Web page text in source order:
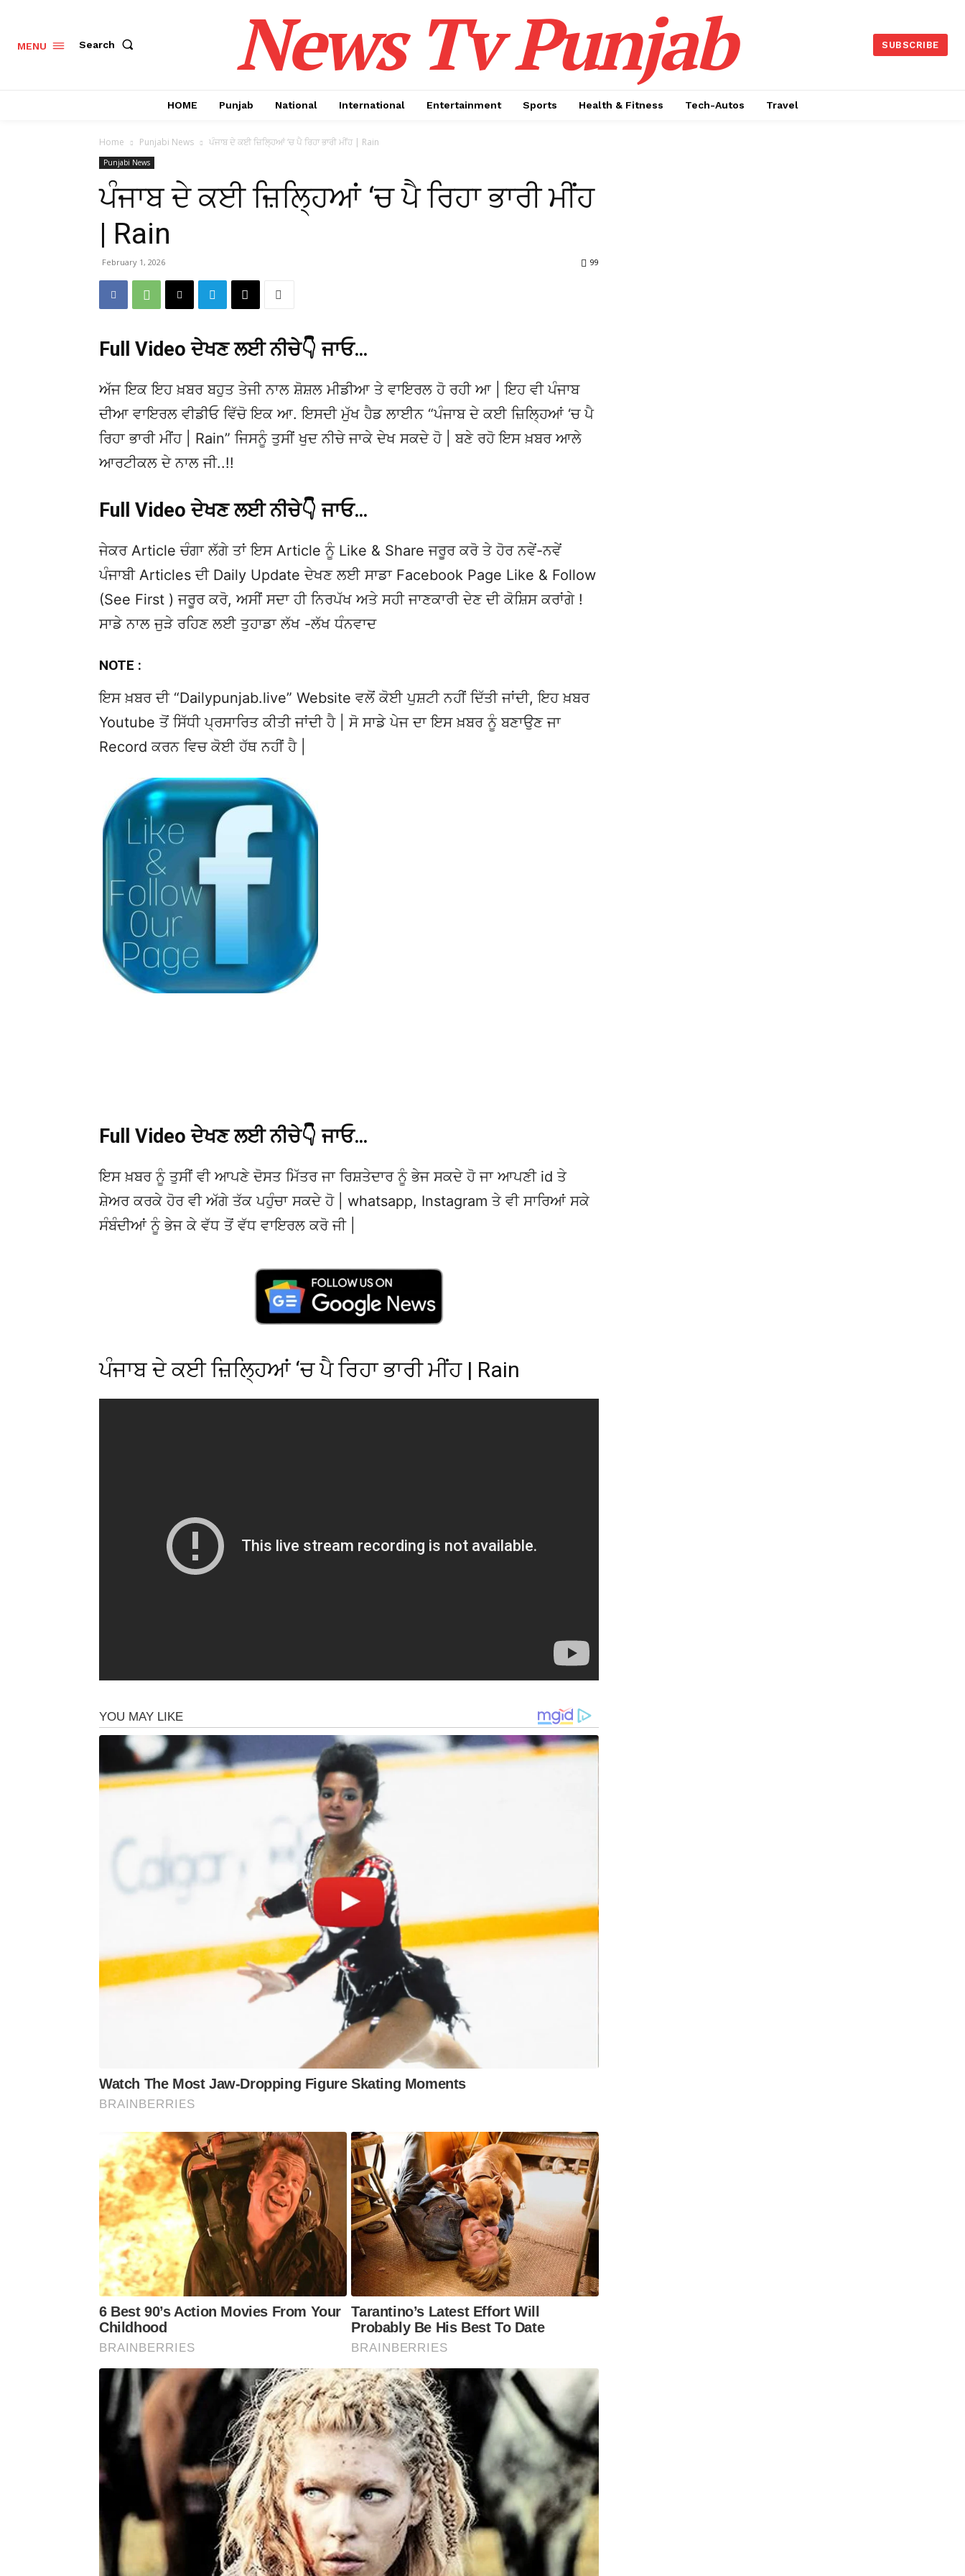
MENU Search News Tv Punjab SUBSCRIBE
HOME Punjab National International Entertainment Sports Health & Fitness Tech-Autos Travel
Home Punjabi News ਪੰਜਾਬ ਦੇ ਕਈ ਜ਼ਿਲ੍ਹਿਆਂ ‘ਚ ਪੈ ਰਿਹਾ ਭਾਰੀ ਮੀਂਹ | Rain
Punjabi News
ਪੰਜਾਬ ਦੇ ਕਈ ਜ਼ਿਲ੍ਹਿਆਂ ‘ਚ ਪੈ ਰਿਹਾ ਭਾਰੀ ਮੀਂਹ
| Rain
February 1, 2026 99
Full Video ਦੇਖਣ ਲਈ ਨੀਚੇ👇 ਜਾਓ…
ਅੱਜ ਇਕ ਇਹ ਖ਼ਬਰ ਬਹੁਤ ਤੇਜੀ ਨਾਲ ਸ਼ੋਸ਼ਲ ਮੀਡੀਆ ਤੇ ਵਾਇਰਲ ਹੋ ਰਹੀ ਆ | ਇਹ ਵੀ ਪੰਜਾਬ
ਦੀਆ ਵਾਇਰਲ ਵੀਡੀਓ ਵਿੱਚੋ ਇਕ ਆ. ਇਸਦੀ ਮੁੱਖ ਹੈਡ ਲਾਈਨ “ਪੰਜਾਬ ਦੇ ਕਈ ਜ਼ਿਲ੍ਹਿਆਂ ‘ਚ ਪੈ
ਰਿਹਾ ਭਾਰੀ ਮੀਂਹ | Rain” ਜਿਸਨੂੰ ਤੁਸੀਂ ਖੁਦ ਨੀਚੇ ਜਾਕੇ ਦੇਖ ਸਕਦੇ ਹੋ | ਬਣੇ ਰਹੋ ਇਸ ਖ਼ਬਰ ਆਲੇ
ਆਰਟੀਕਲ ਦੇ ਨਾਲ ਜੀ..!!
Full Video ਦੇਖਣ ਲਈ ਨੀਚੇ👇 ਜਾਓ…
ਜੇਕਰ Article ਚੰਗਾ ਲੱਗੇ ਤਾਂ ਇਸ Article ਨੂੰ Like & Share ਜਰੂਰ ਕਰੋ ਤੇ ਹੋਰ ਨਵੇਂ-ਨਵੇਂ
ਪੰਜਾਬੀ Articles ਦੀ Daily Update ਦੇਖਣ ਲਈ ਸਾਡਾ Facebook Page Like & Follow
(See First ) ਜਰੂਰ ਕਰੋ, ਅਸੀਂ ਸਦਾ ਹੀ ਨਿਰਪੱਖ ਅਤੇ ਸਹੀ ਜਾਣਕਾਰੀ ਦੇਣ ਦੀ ਕੋਸ਼ਿਸ ਕਰਾਂਗੇ !
ਸਾਡੇ ਨਾਲ ਜੁੜੇ ਰਹਿਣ ਲਈ ਤੁਹਾਡਾ ਲੱਖ -ਲੱਖ ਧੰਨਵਾਦ
NOTE :
ਇਸ ਖ਼ਬਰ ਦੀ “Dailypunjab.live” Website ਵਲੋਂ ਕੋਈ ਪੁਸ਼ਟੀ ਨਹੀਂ ਦਿੱਤੀ ਜਾਂਦੀ, ਇਹ ਖ਼ਬਰ
Youtube ਤੋਂ ਸਿੱਧੀ ਪ੍ਰਸਾਰਿਤ ਕੀਤੀ ਜਾਂਦੀ ਹੈ | ਸੋ ਸਾਡੇ ਪੇਜ ਦਾ ਇਸ ਖ਼ਬਰ ਨੂੰ ਬਣਾਉਣ ਜਾ
Record ਕਰਨ ਵਿਚ ਕੋਈ ਹੱਥ ਨਹੀਂ ਹੈ |
Full Video ਦੇਖਣ ਲਈ ਨੀਚੇ👇 ਜਾਓ…
ਇਸ ਖ਼ਬਰ ਨੂੰ ਤੁਸੀਂ ਵੀ ਆਪਣੇ ਦੋਸਤ ਮਿੱਤਰ ਜਾ ਰਿਸ਼ਤੇਦਾਰ ਨੂੰ ਭੇਜ ਸਕਦੇ ਹੋ ਜਾ ਆਪਣੀ id ਤੇ
ਸ਼ੇਅਰ ਕਰਕੇ ਹੋਰ ਵੀ ਅੱਗੇ ਤੱਕ ਪਹੁੰਚਾ ਸਕਦੇ ਹੋ | whatsapp, Instagram ਤੇ ਵੀ ਸਾਰਿਆਂ ਸਕੇ
ਸੰਬੰਦੀਆਂ ਨੂੰ ਭੇਜ ਕੇ ਵੱਧ ਤੋਂ ਵੱਧ ਵਾਇਰਲ ਕਰੋ ਜੀ |
ਪੰਜਾਬ ਦੇ ਕਈ ਜ਼ਿਲ੍ਹਿਆਂ ‘ਚ ਪੈ ਰਿਹਾ ਭਾਰੀ ਮੀਂਹ | Rain